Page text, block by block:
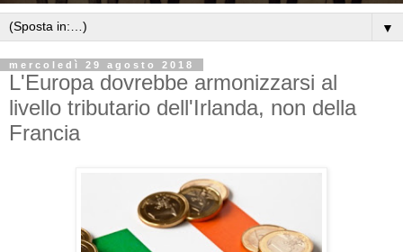
▼
mercoledì 29 agosto 2018
L'Europa dovrebbe armonizzarsi al
livello tributario dell'Irlanda, non della
Francia